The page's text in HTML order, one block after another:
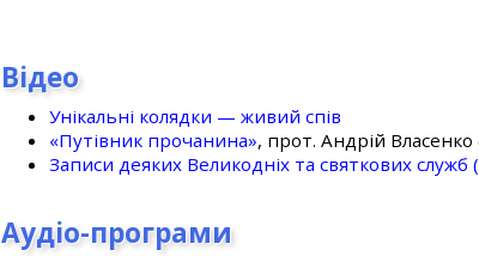
Відео
Унікальні колядки — живий спів
«Путівник прочанина», прот. Андрій
Записи деяких Великодніх та святкових служб
Аудіо-програми